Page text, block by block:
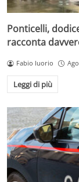
Ponticelli,
racconta
Fabio Iuorio
Leggi di più